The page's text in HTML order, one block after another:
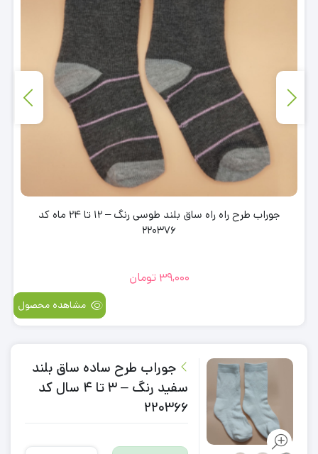
جوراب طرح راه راه ساق بلند طوسی رنگ – 12 تا 24 ماه کد
220376
39,000 تومان
مشاهده محصول
جوراب طرح ساده ساق بلند
سفید رنگ – 3 تا 4 سال کد
220366